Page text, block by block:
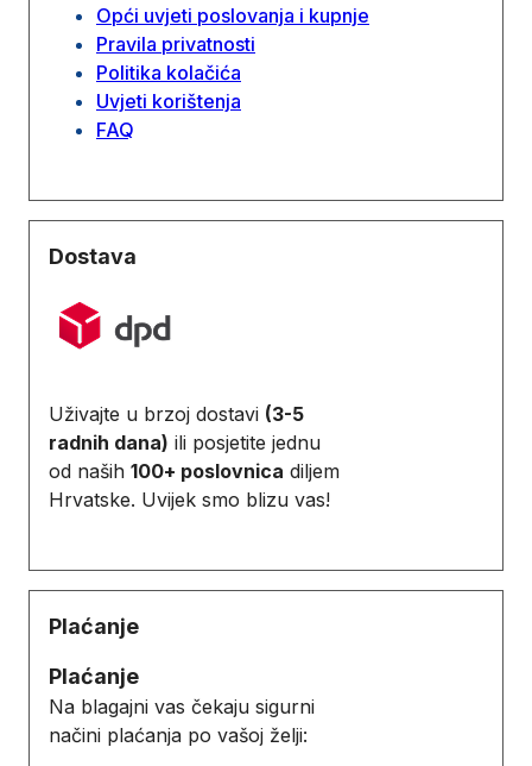
Opći uvjeti poslovanja i kupnje
Pravila privatnosti
Politika kolačića
Uvjeti korištenja
FAQ
Dostava
Uživajte u brzoj dostavi (3-5
radnih dana) ili posjetite jednu
od naših 100+ poslovnica diljem
Hrvatske. Uvijek smo blizu vas!
Plaćanje
Plaćanje
Na blagajni vas čekaju sigurni
načini plaćanja po vašoj želji: